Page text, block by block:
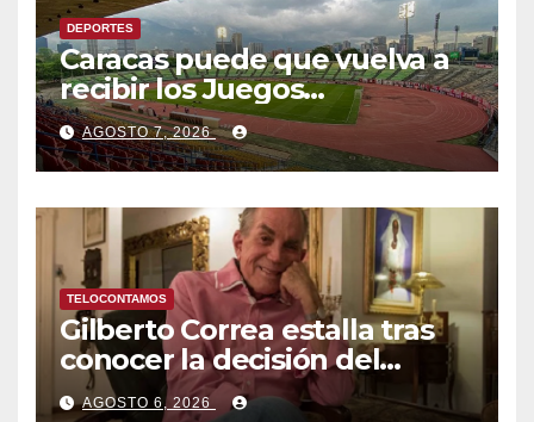
DEPORTES
Caracas puede que vuelva a
recibir los Juegos
Centroamericanos y del
Caribe tras mas de 70 años
AGOSTO 7, 2026
TELOCONTAMOS
Gilberto Correa estalla tras
conocer la decisión del
tribunal en su caso
AGOSTO 6, 2026